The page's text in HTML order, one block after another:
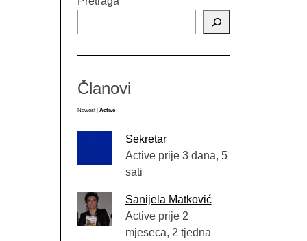
Članovi
Newest Active
Sekretar
Active prije 3 dana, 5
sati
Sanijela Matković
Active prije 2
mjeseca, 2 tjedna